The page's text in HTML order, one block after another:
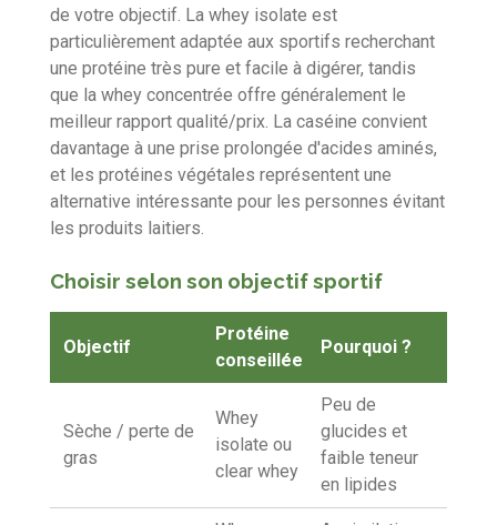
de votre objectif. La whey isolate est
particulièrement adaptée aux sportifs recherchant
une protéine très pure et facile à digérer, tandis
que la whey concentrée offre généralement le
meilleur rapport qualité/prix. La caséine convient
davantage à une prise prolongée d'acides aminés,
et les protéines végétales représentent une
alternative intéressante pour les personnes évitant
les produits laitiers.
Choisir selon son objectif sportif
Objectif
Protéine
conseillée
Pourquoi ?
Sèche / perte de
gras
Whey
isolate ou
clear whey
Peu de
glucides et
faible teneur
en lipides